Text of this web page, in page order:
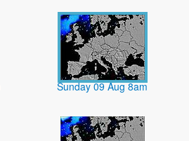
Sunday 09 Aug 8am